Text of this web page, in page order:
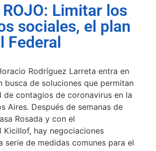
ROJO: Limitar los
sociales, el plan
Federal
Rodríguez Larreta entra en
busca de soluciones que permitan
de contagios de coronavirus en la
Aires. Después de semanas de
Rosada y con el
Kicillof, hay negociaciones
serie de medidas comunes para el